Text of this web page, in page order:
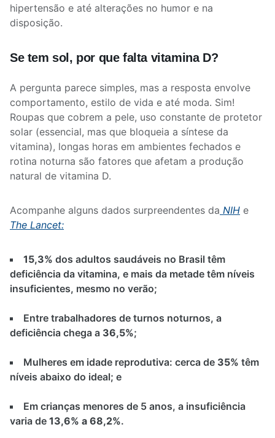
hipertensão e até alterações no humor e na
disposição.
Se tem sol, por que falta vitamina D?
A pergunta parece simples, mas a resposta envolve
comportamento, estilo de vida e até moda. Sim!
Roupas que cobrem a pele, uso constante de protetor
solar (essencial, mas que bloqueia a síntese da
vitamina), longas horas em ambientes fechados e
rotina noturna são fatores que afetam a produção
natural de vitamina D.
Acompanhe alguns dados surpreendentes da NIH e
The Lancet:
15,3% dos adultos saudáveis no Brasil têm
deficiência da vitamina, e mais da metade têm níveis
insuficientes, mesmo no verão;
Entre trabalhadores de turnos noturnos, a
deficiência chega a 36,5%;
Mulheres em idade reprodutiva: cerca de 35% têm
níveis abaixo do ideal; e
Em crianças menores de 5 anos, a insuficiência
varia de 13,6% a 68,2%.